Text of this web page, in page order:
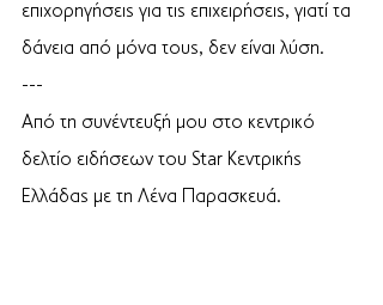
επιχορηγήσεις για τις επιχειρήσεις, γιατί τα
δάνεια από μόνα τους, δεν είναι λύση.
---
Από τη συνέντευξή μου στο κεντρικό
δελτίο ειδήσεων του Star Κεντρικής
Ελλάδας με τη Λένα Παρασκευά.